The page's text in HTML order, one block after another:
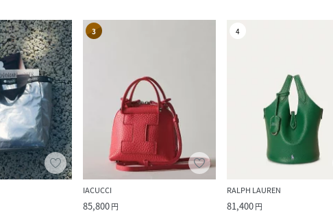
3
IACUCCI
85,800円
4
RALPH LAUREN
81,400円